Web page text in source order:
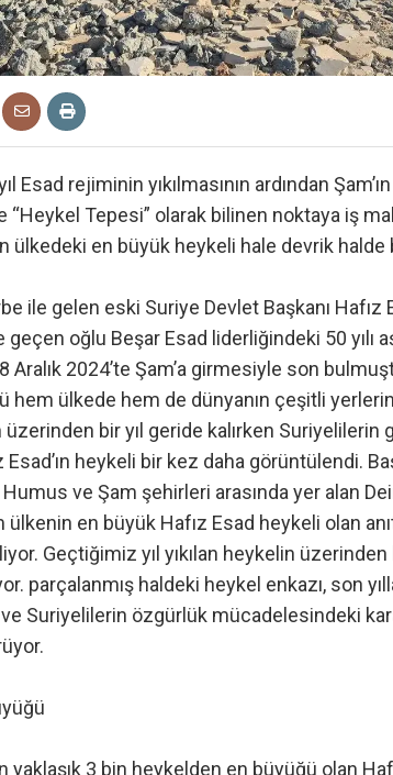
Esad rejiminin yıkılmasının ardından
Tepesi” olarak bilinen noktaya iş
ülkedeki en büyük heykeli hale devrik halde
ile gelen eski Suriye Devlet Başkanı Hafız
oğlu Beşar Esad liderliğindeki 50 yılı
Aralık 2024’te Şam’a girmesiyle son
hem ülkede hem de dünyanın çeşitli
üzerinden bir yıl geride kalırken
Esad’ın heykeli bir kez daha görüntülendi.
ve Şam şehirleri arasında yer alan
en büyük Hafız Esad heykeli olan
Geçtiğimiz yıl yıkılan heykelin
parçalanmış haldeki heykel enkazı, son
Suriyelilerin özgürlük mücadelesindeki
3 bin heykelden en büyüğü olan